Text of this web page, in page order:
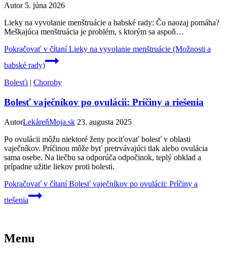
Autor 5. júna 2026
Lieky na vyvolanie menštruácie a babské rady: Čo naozaj pomáha?
Meškajúca menštruácia je problém, s ktorým sa aspoň…
Pokračovať v čítaníLieky na vyvolanie menštruácie (Možnosti a
babské rady)
Bolesťi | Choroby
Bolesť vaječníkov po ovulácii: Príčiny a riešenia
AutorLekáreňMoja.sk 23. augusta 2025
Po ovulácii môžu niektoré ženy pociťovať bolesť v oblasti
vaječníkov. Príčinou môže byť pretrvávajúci tlak alebo ovulácia
sama osebe. Na liečbu sa odporúča odpočinok, teplý obklad a
prípadne užitie liekov proti bolesti.
Pokračovať v čítaníBolesť vaječníkov po ovulácii: Príčiny a
riešenia
Menu